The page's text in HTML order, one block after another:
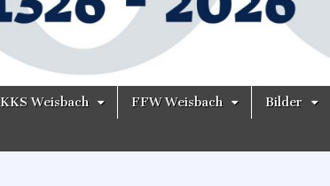
KKS Weisbach FFW Weisbach Bilder